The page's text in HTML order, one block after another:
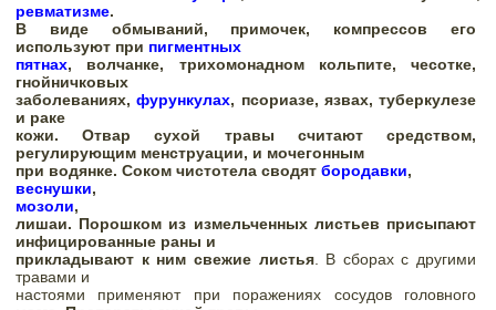
ревматизме.
В виде обмываний, примочек, компрессов его
используют при пигментных
пятнах, волчанке, трихомонадном кольпите, чесотке,
гнойничковых
заболеваниях, фурункулах, псориазе, язвах, туберкулезе
и раке
кожи. Отвар сухой травы считают средством,
регулирующим менструации, и мочегонным
при водянке. Соком чистотела сводят бородавки
веснушки
мозоли,
лишаи. Порошком из измельченных листьев присыпают
инфицированные раны и
прикладывают к ним свежие листья. В сборах с другими
травами и
настоями применяют при поражениях сосудов головного